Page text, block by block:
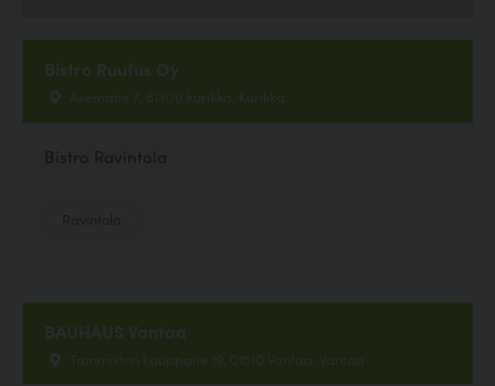
Bistro Ruufus Oy
Asematie 7, 61300 kurikka, Kurikka
Bistro Ravintola
BAUHAUS Vantaa
Tammiston kauppatie 19, 01510 Vantaa, Vantaa